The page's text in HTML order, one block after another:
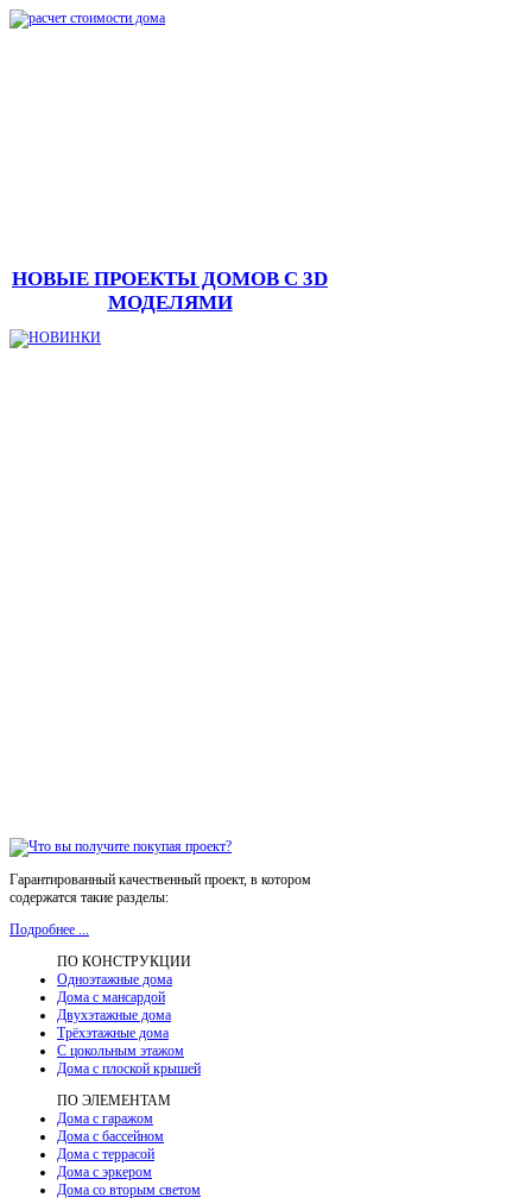
НОВЫЕ ПРОЕКТЫ ДОМОВ С 3D
МОДЕЛЯМИ
Гарантированный качественный проект, в котором
содержатся такие разделы:
Подробнее ...
ПО КОНСТРУКЦИИ
Одноэтажные дома
Дома с мансардой
Двухэтажные дома
Трёхэтажные дома
С цокольным этажом
Дома с плоской крышей
ПО ЭЛЕМЕНТАМ
Дома с гаражом
Дома с бассейном
Дома с террасой
Дома с эркером
Дома со вторым светом